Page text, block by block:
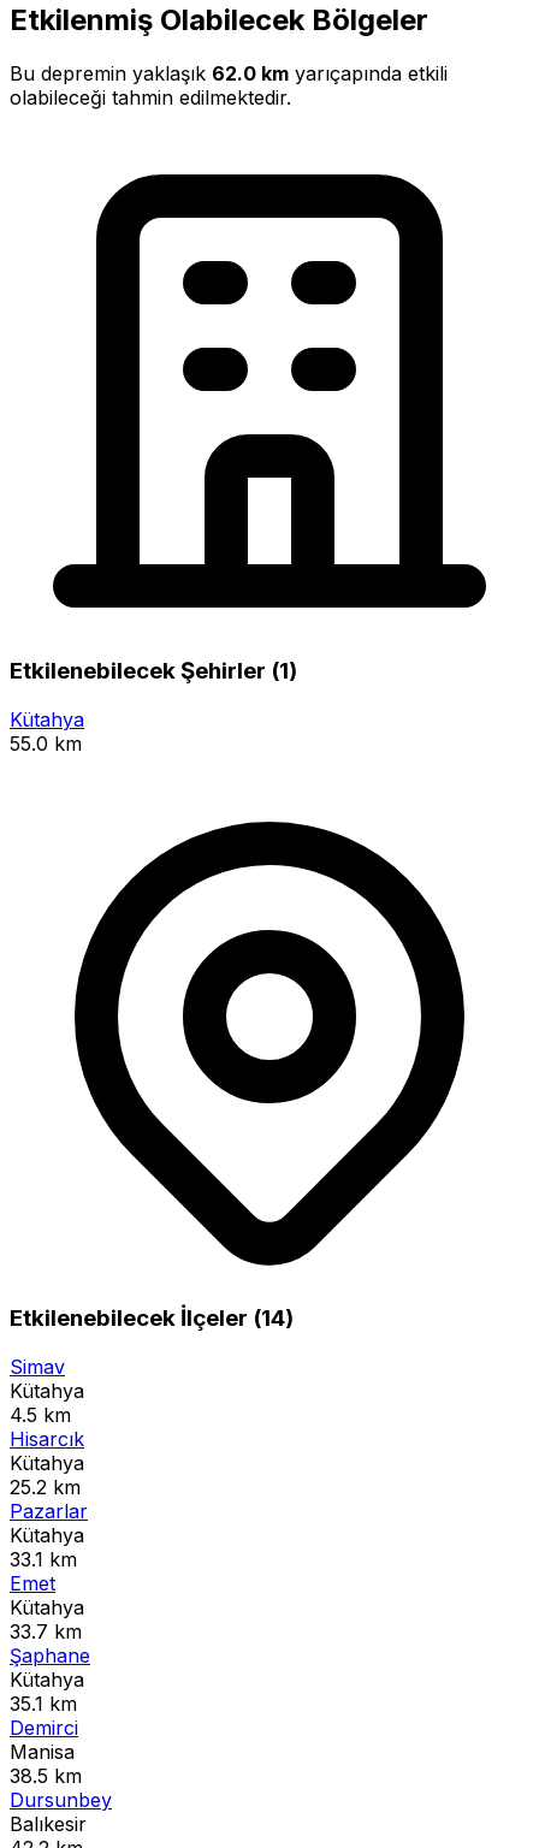
Etkilenmiş Olabilecek Bölgeler
Bu depremin yaklaşık 62.0 km yarıçapında etkili
olabileceği tahmin edilmektedir.
Etkilenebilecek Şehirler (1)
Kütahya
55.0 km
Etkilenebilecek İlçeler (14)
Simav
Kütahya
4.5 km
Hisarcık
Kütahya
25.2 km
Pazarlar
Kütahya
33.1 km
Emet
Kütahya
33.7 km
Şaphane
Kütahya
35.1 km
Demirci
Manisa
38.5 km
Dursunbey
Balıkesir